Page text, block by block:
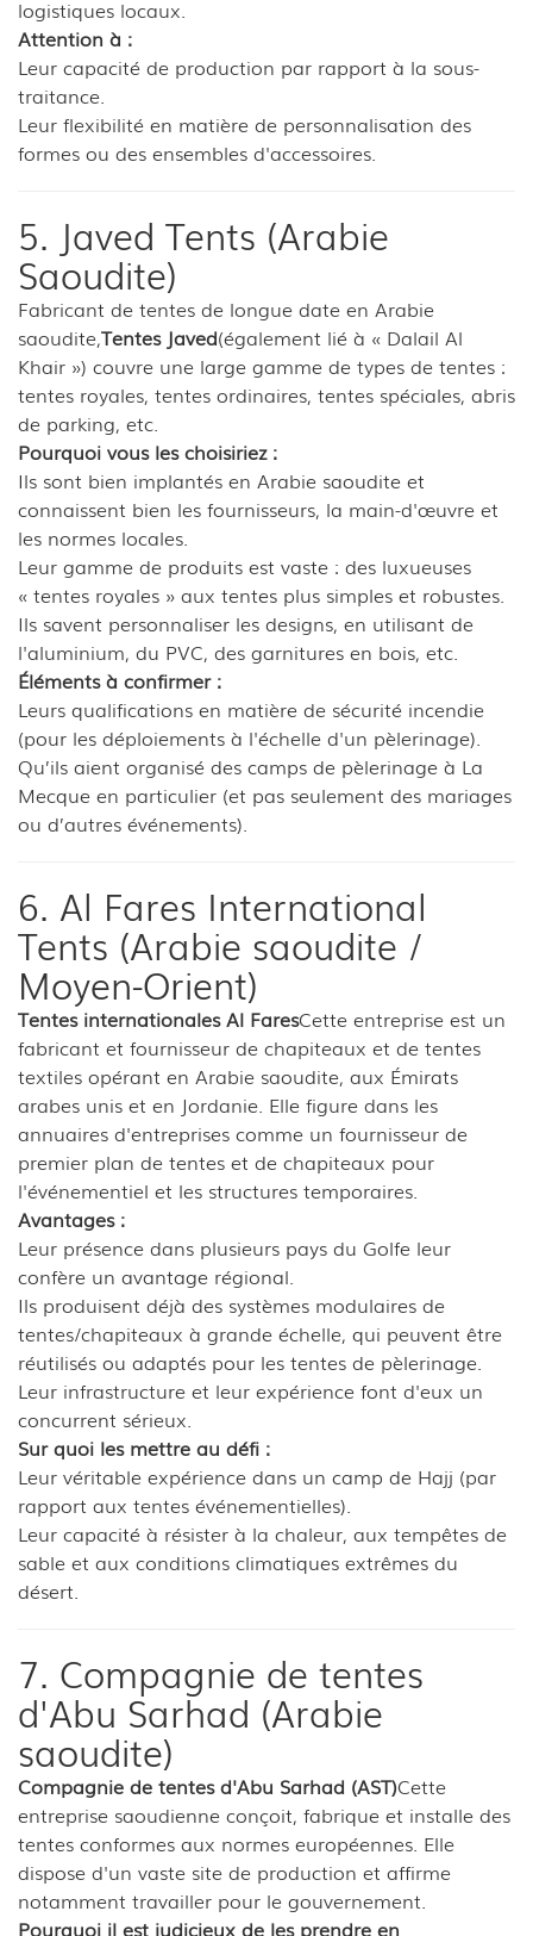
logistiques locaux.
Attention à :
Leur capacité de production par rapport à la sous-
traitance.
Leur flexibilité en matière de personnalisation des
formes ou des ensembles d'accessoires.
5. Javed Tents (Arabie
Saoudite)
Fabricant de tentes de longue date en Arabie
saoudite,Tentes Javed(également lié à « Dalail Al
Khair ») couvre une large gamme de types de tentes :
tentes royales, tentes ordinaires, tentes spéciales, abris
de parking, etc.
Pourquoi vous les choisiriez :
Ils sont bien implantés en Arabie saoudite et
connaissent bien les fournisseurs, la main-d'œuvre et
les normes locales.
Leur gamme de produits est vaste : des luxueuses
« tentes royales » aux tentes plus simples et robustes.
Ils savent personnaliser les designs, en utilisant de
l'aluminium, du PVC, des garnitures en bois, etc.
Éléments à confirmer :
Leurs qualifications en matière de sécurité incendie
(pour les déploiements à l'échelle d'un pèlerinage).
Qu’ils aient organisé des camps de pèlerinage à La
Mecque en particulier (et pas seulement des mariages
ou d’autres événements).
6. Al Fares International
Tents (Arabie saoudite /
Moyen-Orient)
Tentes internationales Al FaresCette entreprise est un
fabricant et fournisseur de chapiteaux et de tentes
textiles opérant en Arabie saoudite, aux Émirats
arabes unis et en Jordanie. Elle figure dans les
annuaires d'entreprises comme un fournisseur de
premier plan de tentes et de chapiteaux pour
l'événementiel et les structures temporaires.
Avantages :
Leur présence dans plusieurs pays du Golfe leur
confère un avantage régional.
Ils produisent déjà des systèmes modulaires de
tentes/chapiteaux à grande échelle, qui peuvent être
réutilisés ou adaptés pour les tentes de pèlerinage.
Leur infrastructure et leur expérience font d'eux un
concurrent sérieux.
Sur quoi les mettre au défi :
Leur véritable expérience dans un camp de Hajj (par
rapport aux tentes événementielles).
Leur capacité à résister à la chaleur, aux tempêtes de
sable et aux conditions climatiques extrêmes du
désert.
7. Compagnie de tentes
d'Abu Sarhad (Arabie
saoudite)
Compagnie de tentes d'Abu Sarhad (AST)Cette
entreprise saoudienne conçoit, fabrique et installe des
tentes conformes aux normes européennes. Elle
dispose d'un vaste site de production et affirme
notamment travailler pour le gouvernement.
Pourquoi il est judicieux de les prendre en